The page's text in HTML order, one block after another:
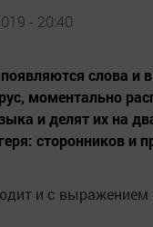
- 20:40
слова и
моментально
и делят их на
сторонников и
и с выражением